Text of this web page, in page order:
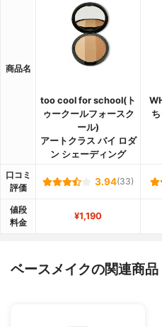
商品名
too cool for school(ト
ゥークールフォースク
ール)
アートクラス バイ ロダ
ン シェーディング
口コミ
評価
3.94(33)
値段
料金
¥1,190
ベースメイクの関連商品